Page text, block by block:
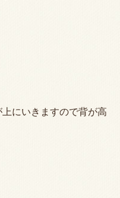
にいきますので背が高